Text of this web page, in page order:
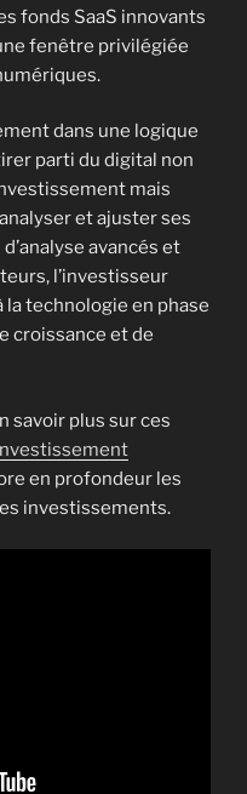
fonds SaaS innovants
fenêtre privilégiée
dans une logique
parti du digital non
mais
et ajuster ses
avancés et
l’investisseur
technologie en phase
croissance et de
savoir plus sur ces
en profondeur les
investissements.